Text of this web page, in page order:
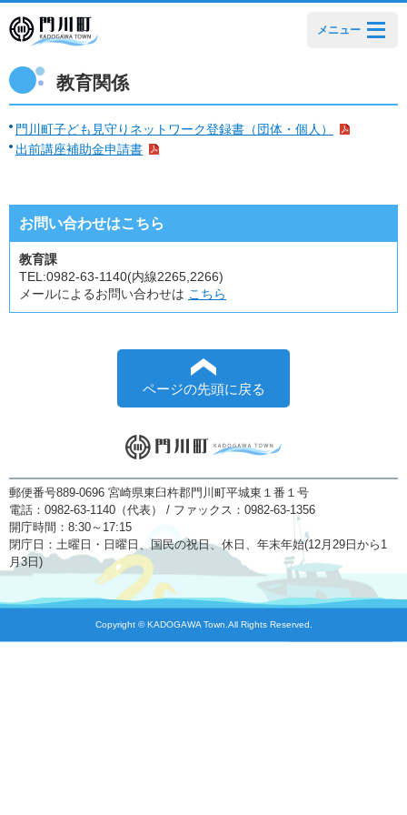
メニュー
教育関係
門川町子ども見守りネットワーク登録書（団体・個人）
出前講座補助金申請書
お問い合わせはこちら
教育課
TEL:0982-63-1140(内線2265,2266)
メールによるお問い合わせは こちら
ページの先頭に戻る
郵便番号889-0696 宮崎県東臼杵郡門川町平城東１番１号
電話：0982-63-1140（代表） / ファックス：0982-63-1356
開庁時間：8:30～17:15
閉庁日：土曜日・日曜日、国民の祝日、休日、年末年始(12月29日から1
月3日)
Copyright © KADOGAWA Town.All Rights Reserved.